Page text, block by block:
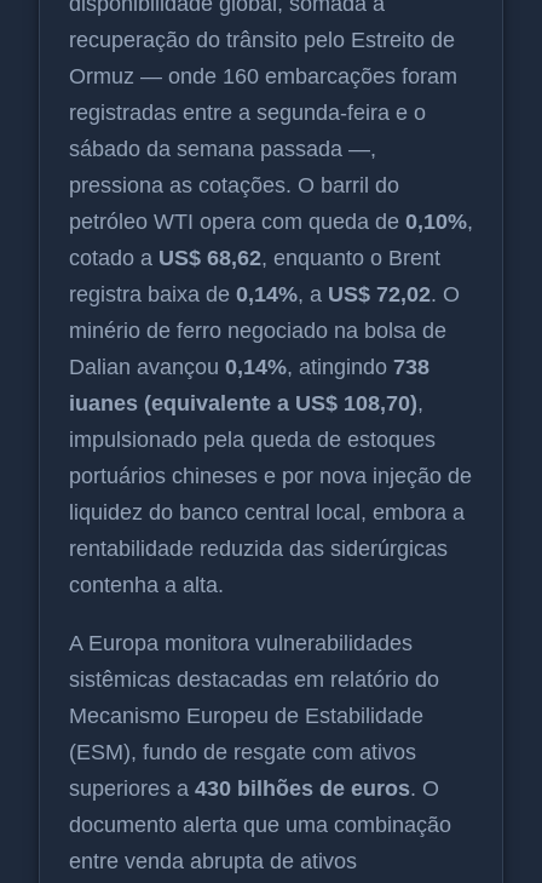
recuperação do trânsito pelo Estreito de
Ormuz — onde 160 embarcações foram
registradas entre a segunda-feira e o
sábado da semana passada —,
pressiona as cotações. O barril do
petróleo WTI opera com queda de 0,10%,
cotado a US$ 68,62, enquanto o Brent
registra baixa de 0,14%, a US$ 72,02. O
minério de ferro negociado na bolsa de
Dalian avançou 0,14%, atingindo 738
iuanes (equivalente a US$ 108,70),
impulsionado pela queda de estoques
portuários chineses e por nova injeção de
liquidez do banco central local, embora a
rentabilidade reduzida das siderúrgicas
contenha a alta.
A Europa monitora vulnerabilidades
sistêmicas destacadas em relatório do
Mecanismo Europeu de Estabilidade
(ESM), fundo de resgate com ativos
superiores a 430 bilhões de euros. O
documento alerta que uma combinação
entre venda abrupta de ativos